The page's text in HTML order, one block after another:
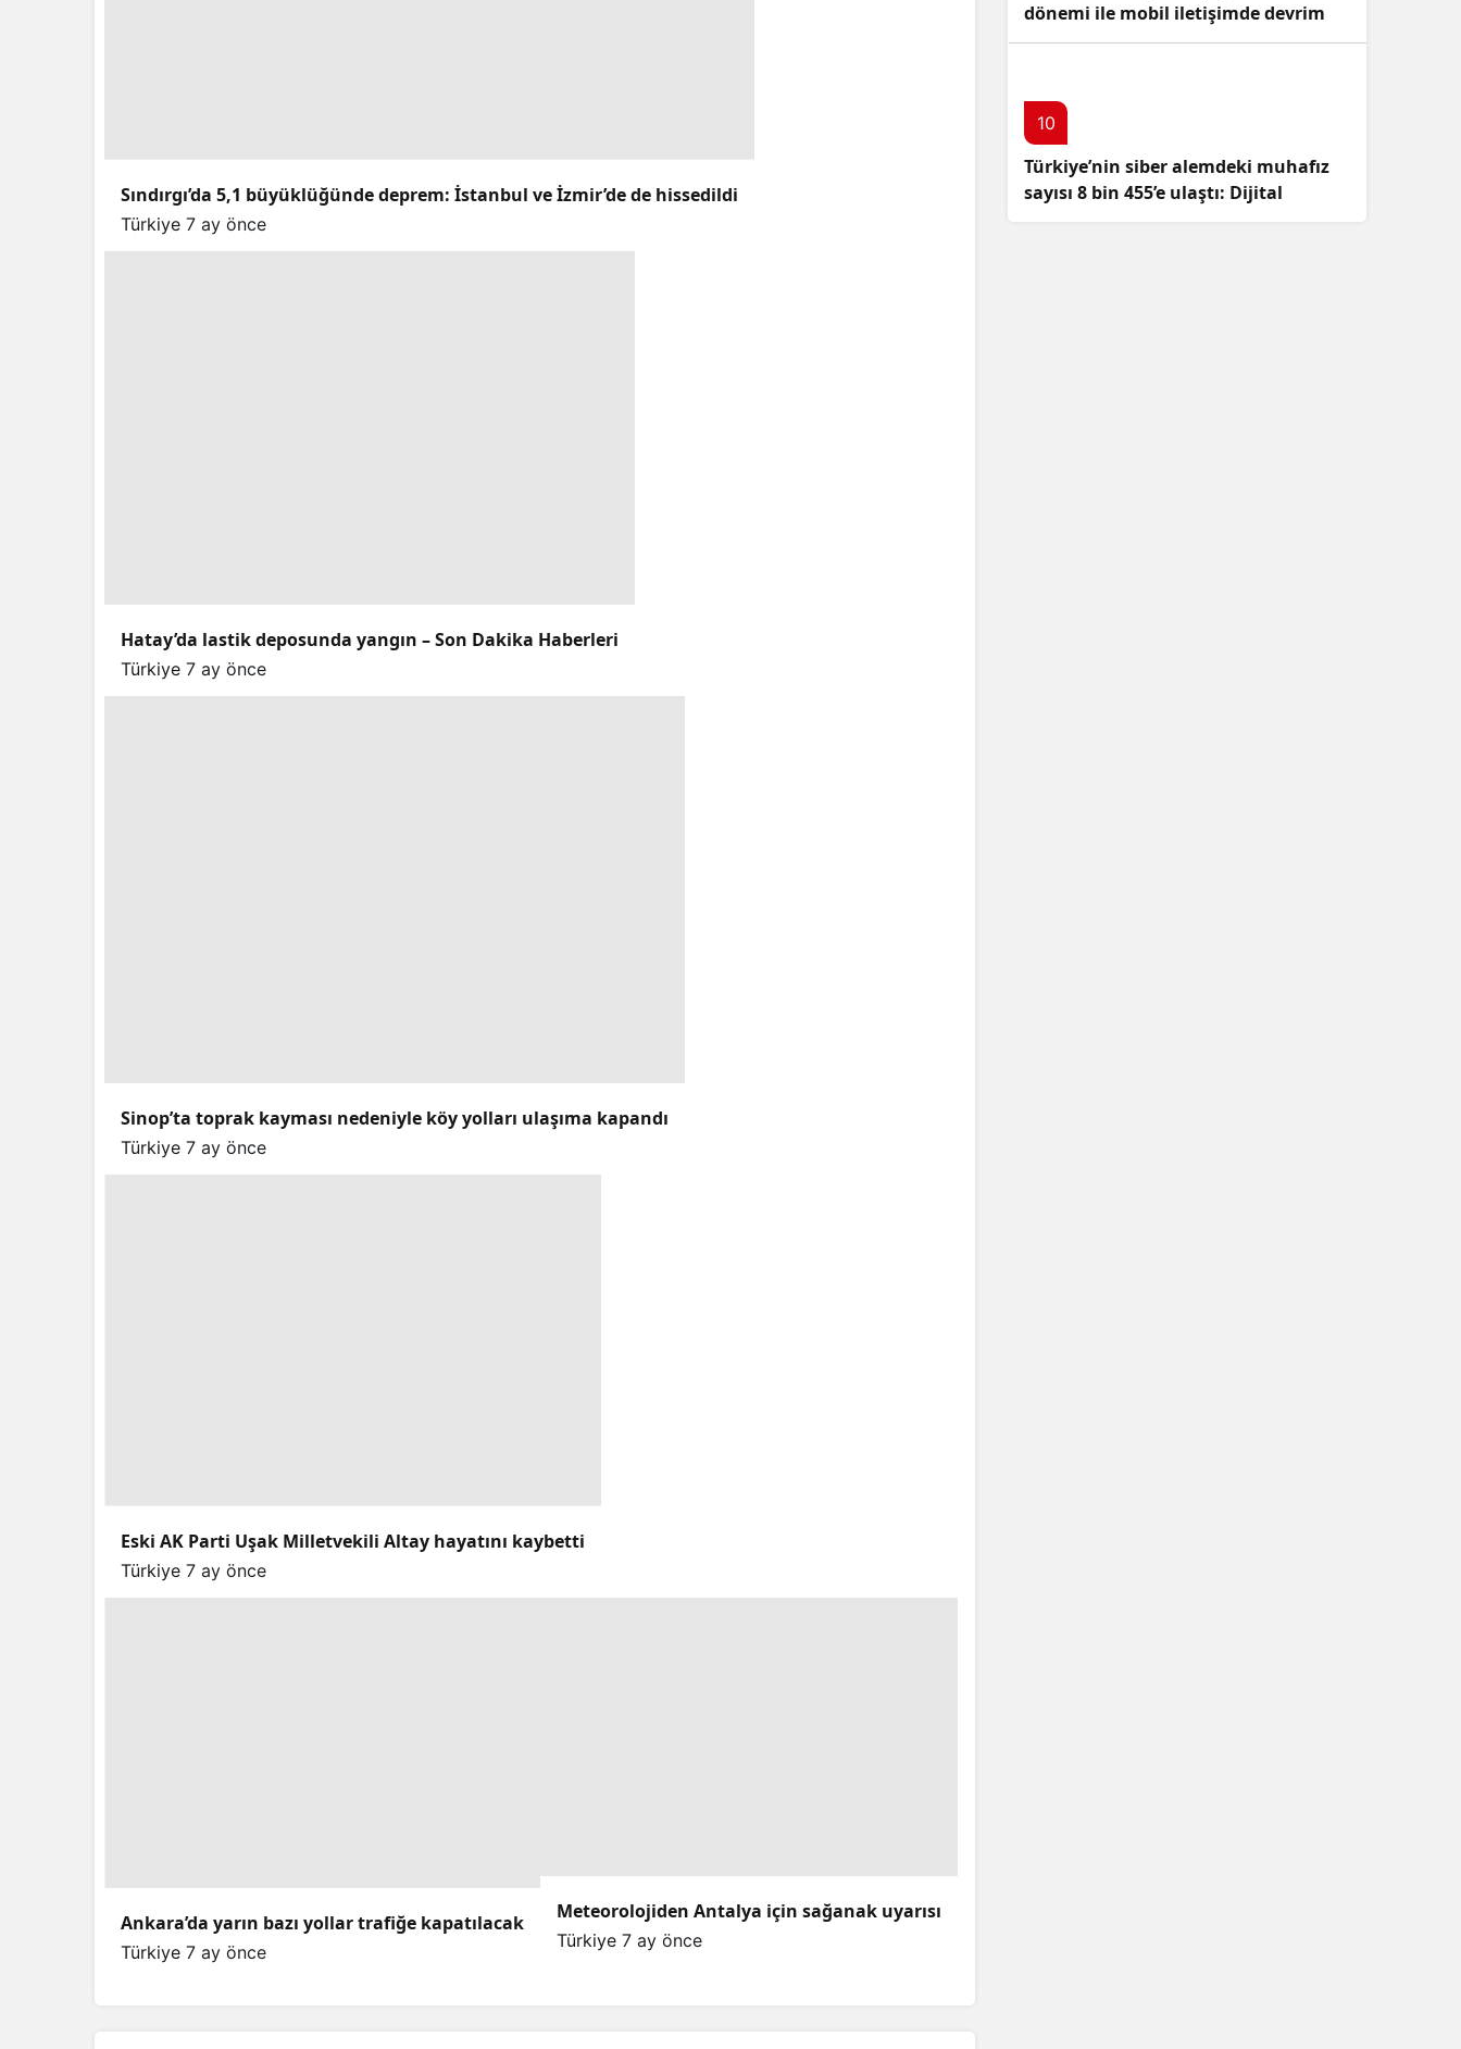
Sındırgı’da 5,1 büyüklüğünde deprem: İstanbul ve İzmir’de de hissedildi
Türkiye 7 ay önce
Hatay’da lastik deposunda yangın – Son Dakika Haberleri
Türkiye 7 ay önce
Sinop’ta toprak kayması nedeniyle köy yolları ulaşıma kapandı
Türkiye 7 ay önce
Eski AK Parti Uşak Milletvekili Altay hayatını kaybetti
Türkiye 7 ay önce
Ankara’da yarın bazı yollar trafiğe kapatılacak
Türkiye 7 ay önce
Meteorolojiden Antalya için sağanak uyarısı
Türkiye 7 ay önce
dönemi ile mobil iletişimde devrim
başlıyor!
10
Türkiye’nin siber alemdeki muhafız
sayısı 8 bin 455’e ulaştı: Dijital